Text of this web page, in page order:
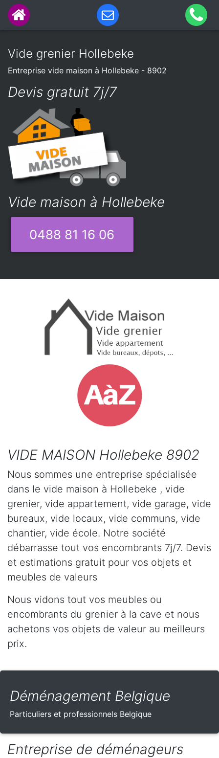
Vide grenier Hollebeke
Entreprise vide maison à Hollebeke - 8902
Devis gratuit 7j/7
Vide maison à Hollebeke
0488 81 16 06
VIDE MAISON Hollebeke 8902
Nous sommes une entreprise spécialisée
dans le vide maison à Hollebeke , vide
grenier, vide appartement, vide garage, vide
bureaux, vide locaux, vide communs, vide
chantier, vide école. Notre société
débarrasse tout vos encombrants 7j/7. Devis
et estimations gratuit pour vos objets et
meubles de valeurs
Nous vidons tout vos meubles ou
encombrants du grenier à la cave et nous
achetons vos objets de valeur au meilleurs
prix.
Déménagement Belgique
Particuliers et professionnels Belgique
Entreprise de déménageurs